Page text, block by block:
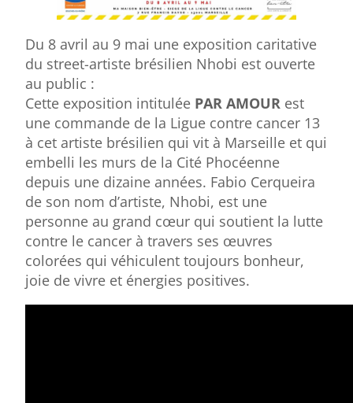
Du 8 avril au 9 mai une exposition caritative
du street-artiste brésilien Nhobi est ouverte
au public :
Cette exposition intitulée PAR AMOUR est
une commande de la Ligue contre cancer 13
à cet artiste brésilien qui vit à Marseille et qui
embelli les murs de la Cité Phocéenne
depuis une dizaine années. Fabio Cerqueira
de son nom d’artiste, Nhobi, est une
personne au grand cœur qui soutient la lutte
contre le cancer à travers ses œuvres
colorées qui véhiculent toujours bonheur,
joie de vivre et énergies positives.